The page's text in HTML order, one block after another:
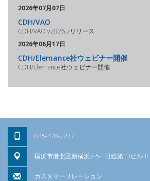
2026年07月07日
CDH/VAO
CDH/VAO v2026.2リリース
2026年06月17日
CDH/Elemance社ウェビナー開催
CDH/Elemance社ウェビナー開催
045-478-2277
横浜市港北区新横浜2-5-1日総第13ビル3F
カスタマーリレーション